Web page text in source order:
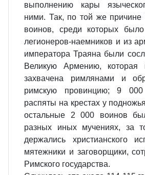
выполнению кары
ними. Так, по той же причине
воинов, среди которых
легионеров-наемников и из
императора Траяна были
Великую Армению,
захвачена римлянами и
римскую провинцию; 9
распяты на крестах у
остальные 2 000 воинов
разных иных мучениях, за
держались христианского
мятежники и заговорщики,
Римского государства.